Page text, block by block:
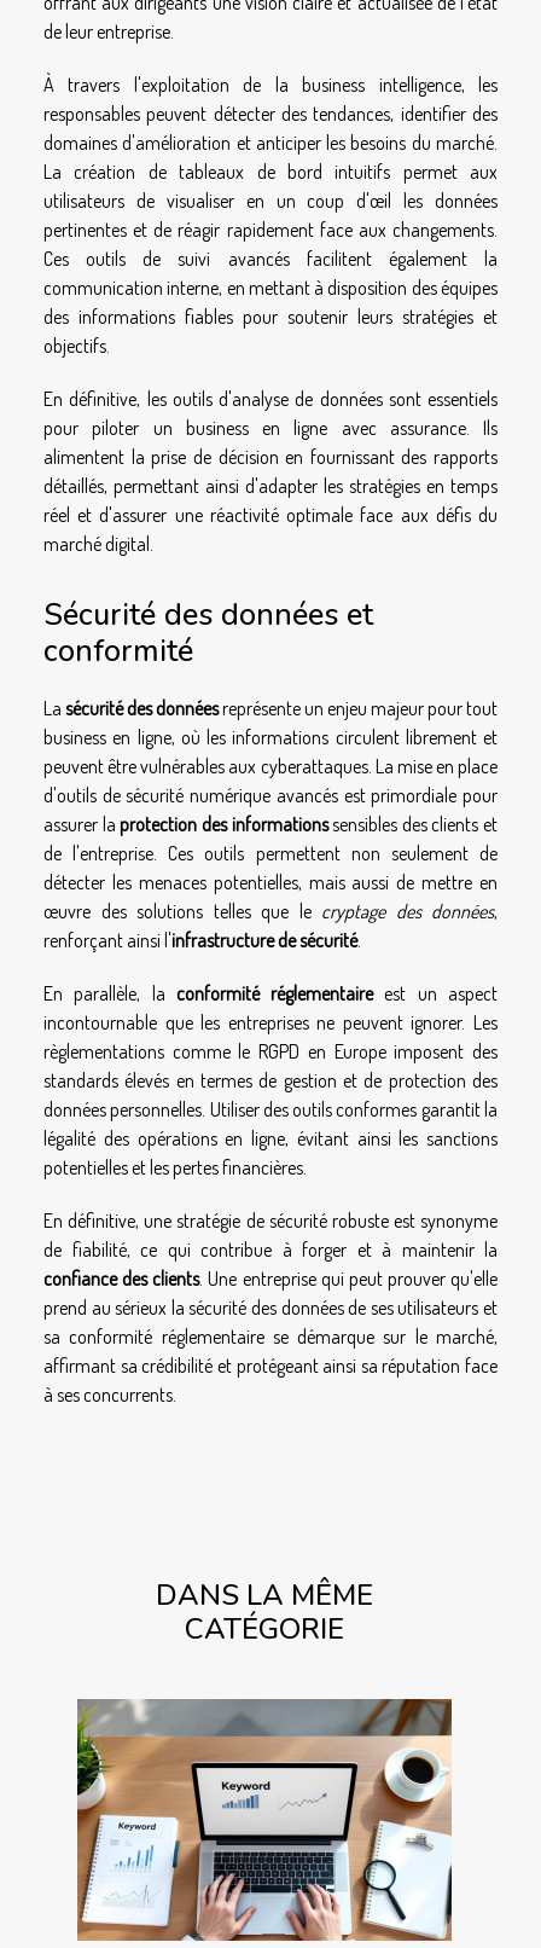
de leur entreprise.
À travers l'exploitation de la business intelligence, les
responsables peuvent détecter des tendances, identifier des
domaines d'amélioration et anticiper les besoins du marché.
La création de tableaux de bord intuitifs permet aux
utilisateurs de visualiser en un coup d'œil les données
pertinentes et de réagir rapidement face aux changements.
Ces outils de suivi avancés facilitent également la
communication interne, en mettant à disposition des équipes
des informations fiables pour soutenir leurs stratégies et
objectifs.
En définitive, les outils d'analyse de données sont essentiels
pour piloter un business en ligne avec assurance. Ils
alimentent la prise de décision en fournissant des rapports
détaillés, permettant ainsi d'adapter les stratégies en temps
réel et d'assurer une réactivité optimale face aux défis du
marché digital.
Sécurité des données et
conformité
La sécurité des donnéesreprésente un enjeu majeur pour tout
business en ligne, où les informations circulent librement et
peuvent être vulnérables aux cyberattaques. La mise en place
d'outils de sécurité numérique avancés est primordiale pour
assurer laprotection des informationssensibles des clients et
de l'entreprise. Ces outils permettent non seulement de
détecter les menaces potentielles, mais aussi de mettre en
œuvre des solutions telles que le cryptage des données,
renforçant ainsi l'infrastructure de sécurité.
En parallèle, la conformité réglementaireest un aspect
incontournable que les entreprises ne peuvent ignorer. Les
règlementations comme le RGPD en Europe imposent des
standards élevés en termes de gestion et de protection des
données personnelles. Utiliser des outils conformes garantit la
légalité des opérations en ligne, évitant ainsi les sanctions
potentielles et les pertes financières.
En définitive, une stratégie de sécurité robuste est synonyme
de fiabilité, ce qui contribue à forger et à maintenir la
confiance des clients. Une entreprise qui peut prouver qu'elle
prend au sérieux la sécurité des données de ses utilisateurs et
sa conformité réglementaire se démarque sur le marché,
affirmant sa crédibilité et protégeant ainsi sa réputation face
à ses concurrents.
DANS LA MÊME
CATÉGORIE